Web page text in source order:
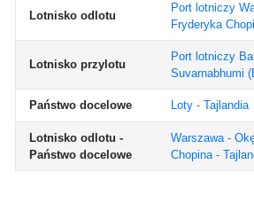
Lotnisko odlotu
Port lotniczy
Fryderyka
Lotnisko przylotu
Port lotniczy
Suvarnabhumi
Państwo docelowe Loty - Tajlandia
Lotnisko odlotu -
Państwo docelowe
Warszawa -
Chopina -